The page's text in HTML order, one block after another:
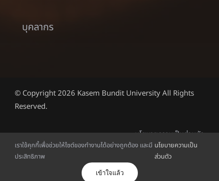
บุคลากร
© Copyright 2026 Kasem Bundit University All Rights
Reserved.
นโยบายความเป็นส่วนตัว
เราใช้คุกกี้เพื่อช่วยให้ไซต์ของทำงานได้อย่างถูกต้อง และมี
ประสิทธิภาพ
นโยบายความเป็น
ส่วนตัว
เข้าใจแล้ว
ไทย